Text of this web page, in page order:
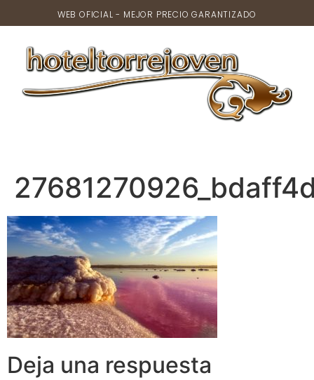
WEB OFICIAL - MEJOR PRECIO GARANTIZADO
Deja una respuesta